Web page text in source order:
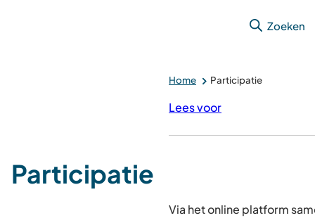
Zoeken
Home Participatie
Lees voor
Participatie
Via het online platform